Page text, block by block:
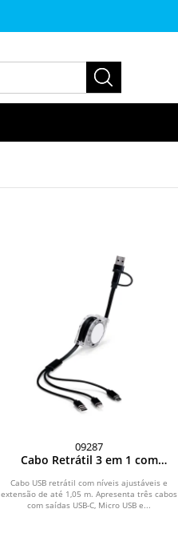
09287
Cabo Retrátil 3 em 1 com
Cabo USB retrátil com níveis ajustáveis e
extensão de até 1,05 m. Apresenta três cabos
com saídas USB-C, Micro USB e...